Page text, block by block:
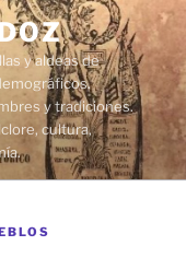
y aldeas de
y tradiciones.
cultura,